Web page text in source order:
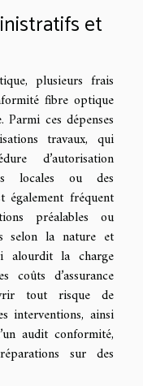
et
plusieurs frais
fibre optique
ces dépenses
travaux, qui
d’autorisation
locales ou des
également fréquent
préalables ou
selon la nature et
alourdit la charge
coûts d’assurance
tout risque de
interventions, ainsi
audit conformité,
sur des